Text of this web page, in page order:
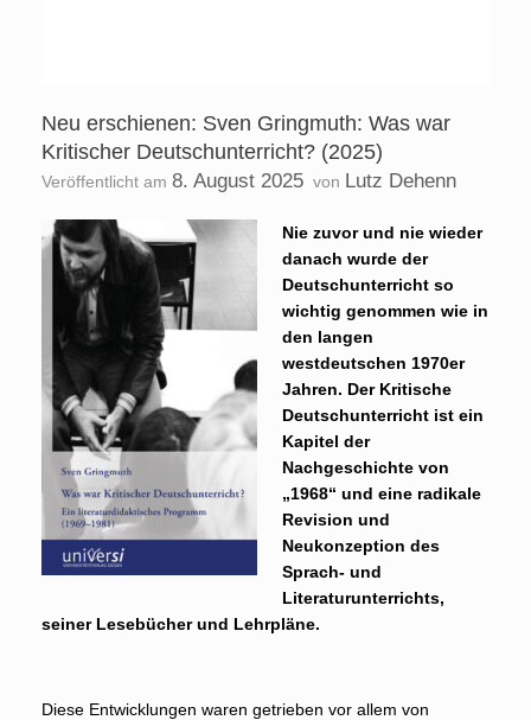
Neu erschienen: Sven Gringmuth: Was war
Kritischer Deutschunterricht? (2025)
Veröffentlicht am 8. August 2025 von Lutz Dehenn
Nie zuvor und nie wieder
danach wurde der
Deutschunterricht so
wichtig genommen wie in
den langen
westdeutschen 1970er
Jahren. Der Kritische
Deutschunterricht ist ein
Kapitel der
Nachgeschichte von
„1968“ und eine radikale
Revision und
Neukonzeption des
Sprach- und
Literaturunterrichts,
seiner Lesebücher und Lehrpläne.
Diese Entwicklungen waren getrieben vor allem von